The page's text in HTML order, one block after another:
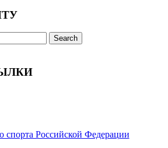
спорта Российской Федерации